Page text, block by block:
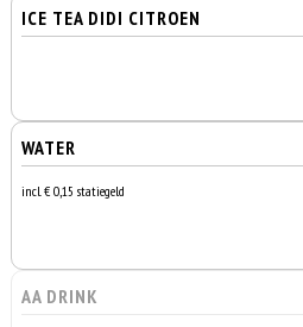
ICE TEA DIDI CITROEN
WATER
incl. € 0,15 statiegeld
AA DRINK